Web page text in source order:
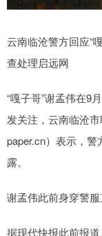
云南临沧警方回应“
查处理启远网
“嘎子哥”谢孟伟在9
发关注，云南临沧
paper.cn）表示，
露。
谢孟伟此前身穿警
据现代快报此前报